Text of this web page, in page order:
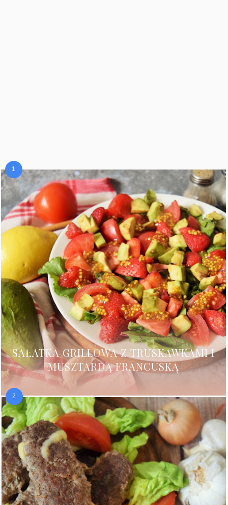
SAŁATKA GRILLOWA Z TRUSKAWKAMI I
MUSZTARDĄ FRANCUSKĄ